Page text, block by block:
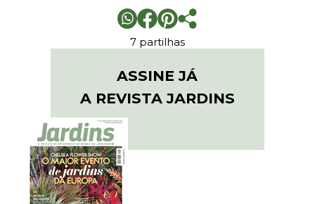
7 partilhas
ASSINE JÁ
A REVISTA JARDINS